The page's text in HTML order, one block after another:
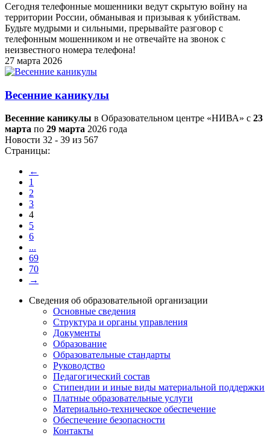
Сегодня телефонные мошенники ведут скрытую войну на
территории России, обманывая и призывая к убийствам.
Будьте мудрыми и сильными, прерывайте разговор с
телефонным мошенником и не отвечайте на звонок с
неизвестного номера телефона!
27 марта 2026
Весенние каникулы
Весенние каникулы в Образовательном центре «НИВА» с 23
марта по 29 марта 2026 года
Новости 32 - 39 из 567
Страницы:
←
1
2
3
4
5
6
...
69
70
→
Сведения об образовательной организации
Основные сведения
Структура и органы управления
Документы
Образование
Образовательные стандарты
Руководство
Педагогический состав
Стипендии и иные виды материальной поддержки
Платные образовательные услуги
Материально-техническое обеспечение
Обеспечение безопасности
Контакты